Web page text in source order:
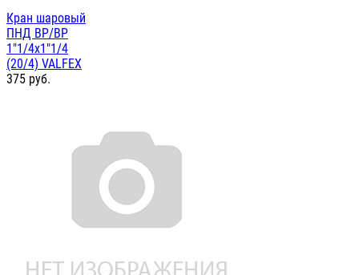
Кран шаровый
ПНД ВР/ВР
1"1/4х1"1/4
(20/4) VALFEX
375 руб.